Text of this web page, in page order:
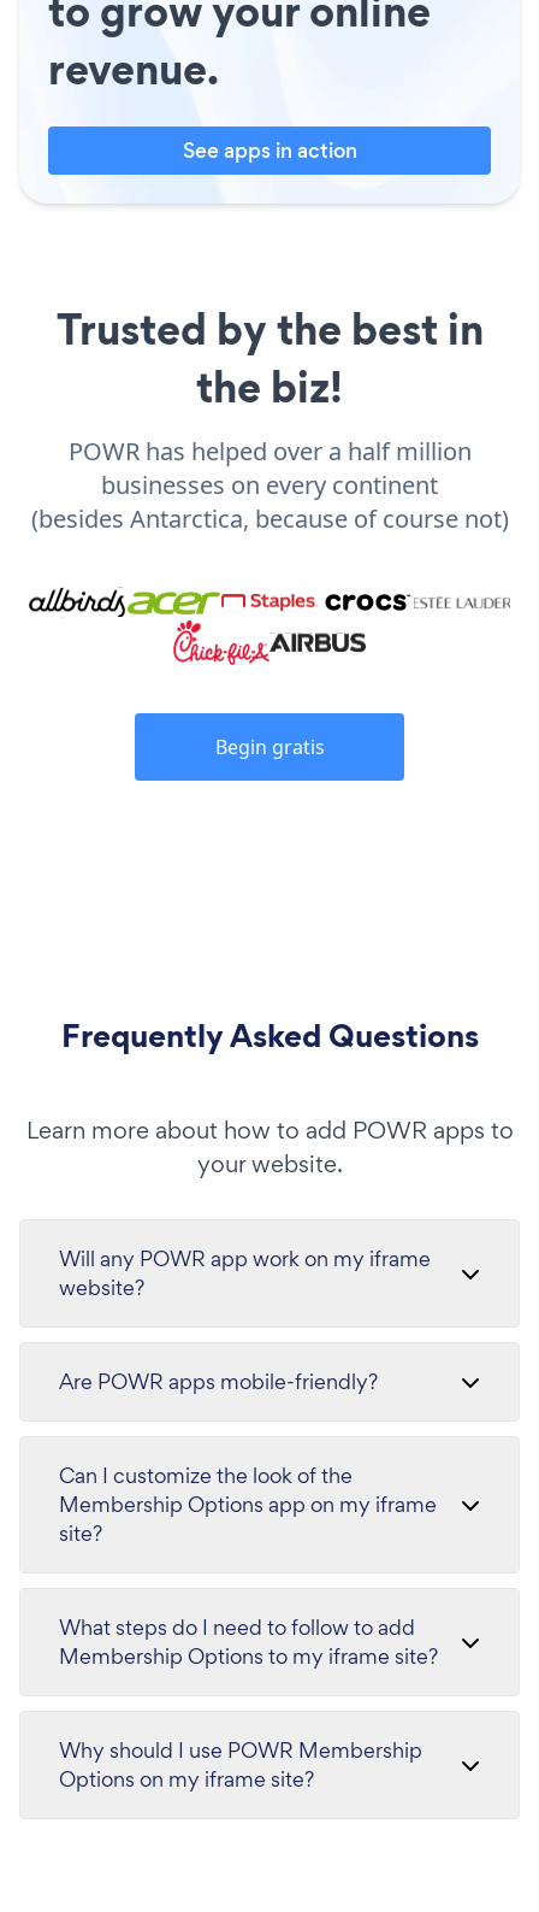
revenue.
See apps in action
Trusted by the best in
the biz!
POWR has helped over a half million
businesses on every continent
(besides Antarctica, because of course not)
Begin gratis
Frequently Asked Questions
Learn more about how to add POWR apps to
your website.
Will any POWR app work on my iframe
website?
Are POWR apps mobile-friendly?
Can I customize the look of the
Membership Options app on my iframe
site?
What steps do I need to follow to add
Membership Options to my iframe site?
Why should I use POWR Membership
Options on my iframe site?